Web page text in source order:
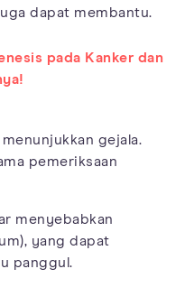
dapat membantu.
pada Kanker dan
gejala.
pemeriksaan
menyebabkan
yang dapat
panggul.